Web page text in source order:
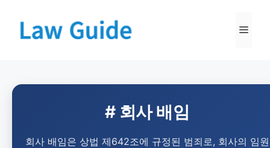
# 회사 배임
회사 배임은 상법 제642조에 규정된 범죄로, 회사의 임원